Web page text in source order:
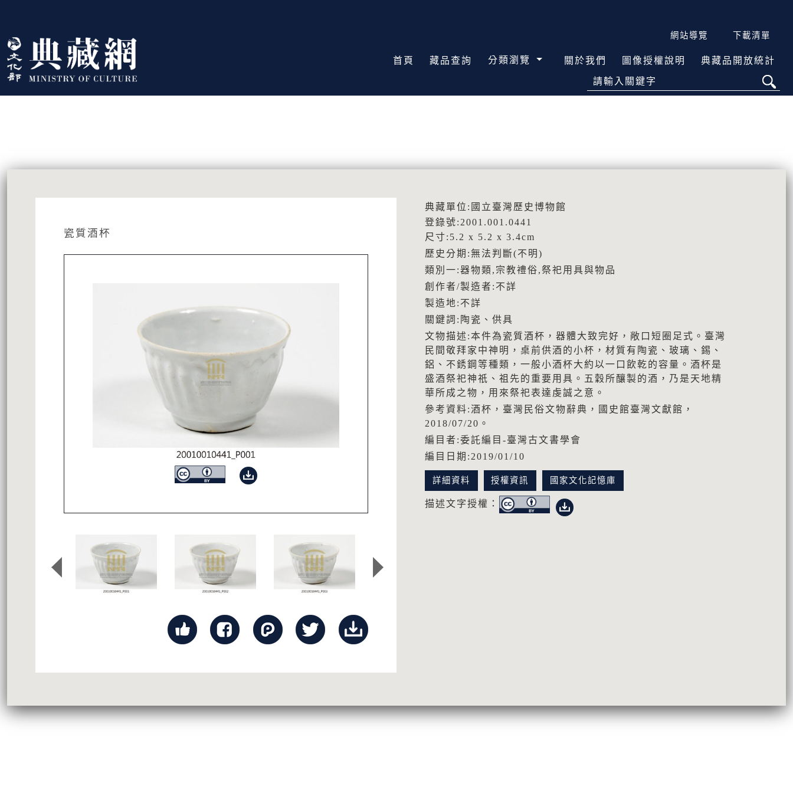
:::
網站導覽 下載清單
首頁 藏品查詢 分類瀏覽 關於我們 圖像授權說明 典藏品開放統計
請輸入關鍵字
瓷質酒杯
典藏單位:國立臺灣歷史博物館
登錄號:2001.001.0441
尺寸:5.2 x 5.2 x 3.4cm
歷史分期:無法判斷(不明)
類別一:器物類,宗教禮俗,祭祀用具與物品
創作者/製造者:不詳
製造地:不詳
關鍵詞:陶瓷、供具
文物描述:本件為瓷質酒杯，器體大致完好，敞口短圈足式。臺灣
民間敬拜家中神明，桌前供酒的小杯，材質有陶瓷、玻璃、錫、
鋁、不銹鋼等種類，一般小酒杯大約以一口飲乾的容量。酒杯是
盛酒祭祀神祇、祖先的重要用具。五穀所釀製的酒，乃是天地精
華所成之物，用來祭祀表達虔誠之意。
參考資料:酒杯，臺灣民俗文物辭典，國史館臺灣文獻館，
2018/07/20。
編目者:委託編目-臺灣古文書學會
編目日期:2019/01/10
詳細資料 授權資訊 國家文化記憶庫
描述文字授權：